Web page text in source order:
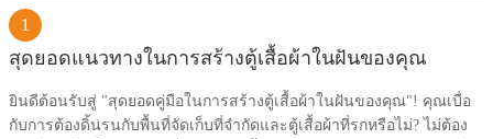
1
สุดยอดแนวทางในการสร้างตู้เสื้อผ้าในฝันของคุณ
ยินดีต้อนรับสู่ "สุดยอดคู่มือในการสร้างตู้เสื้อผ้าในฝันของคุณ"! คุณเบื่อ
กับการต้องดิ้นรนกับพื้นที่จัดเก็บที่จำกัดและตู้เสื้อผ้าที่รกหรือไม่? ไม่ต้อง